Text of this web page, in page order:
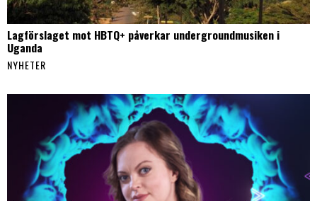
Lagförslaget mot HBTQ+ påverkar undergroundmusiken i
Uganda
NYHETER